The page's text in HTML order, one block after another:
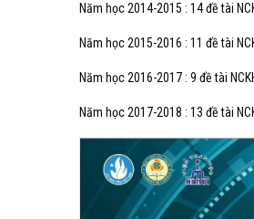
Năm học 2014-2015 : 14 đề tài
Năm học 2015-2016 : 11 đề tài
Năm học 2016-2017 : 9 đề tài
Năm học 2017-2018 : 13 đề tài